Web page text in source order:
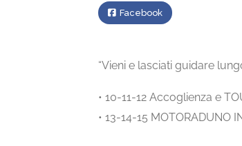
Facebook
“Vieni e lasciati guidare
• 10-11-12 Accoglienza e
• 13-14-15 MOTORADUNO